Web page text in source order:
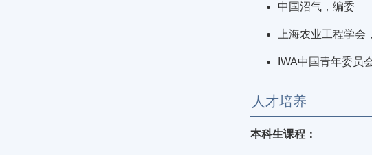
中国沼气，编委
上海农业工程学会
IWA中国青年委员
人才培养
本科生课程：